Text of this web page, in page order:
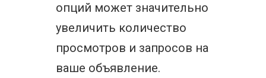
опций может значительно
увеличить количество
просмотров и запросов на
ваше объявление.